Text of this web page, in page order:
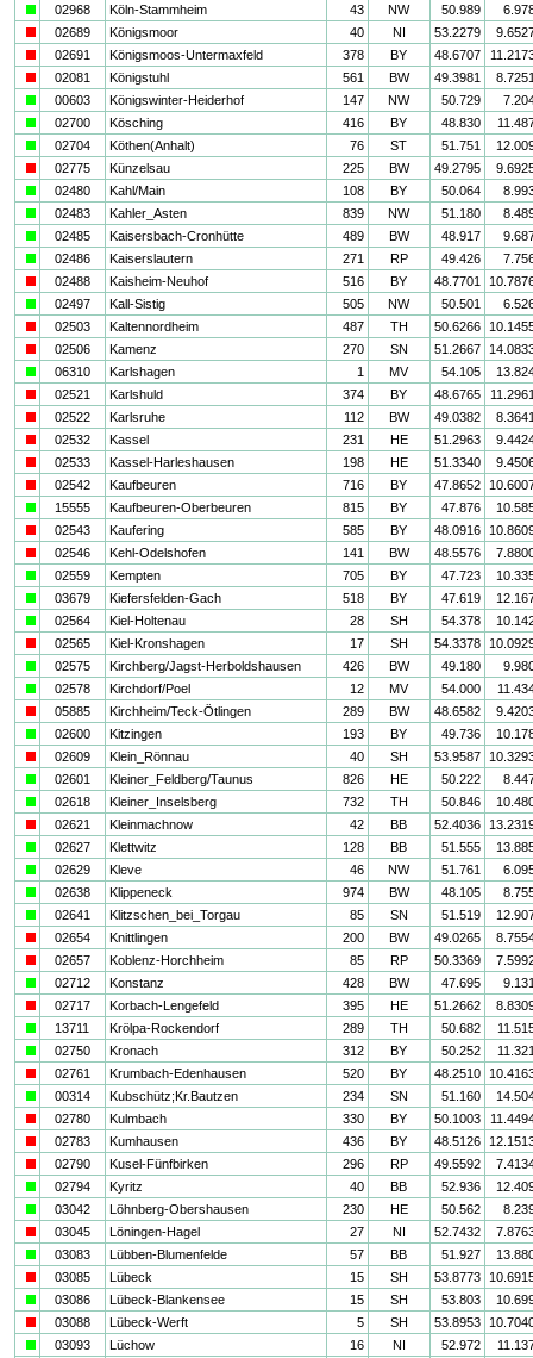
02968 Köln-Stammheim 43 NW 50.989
02689 Königsmoor 40 NI 53.2279
02691 Königsmoos-Untermaxfeld 378 BY 48.6707
02081 Königstuhl 561 BW 49.3981
00603 Königswinter-Heiderhof 147 NW 50.729
02700 Kösching 416 BY 48.830
02704 Köthen(Anhalt) 76 ST 51.751
02775 Künzelsau 225 BW 49.2795
02480 Kahl/Main 108 BY 50.064
02483 Kahler_Asten 839 NW 51.180
02485 Kaisersbach-Cronhütte 489 BW 48.917
02486 Kaiserslautern 271 RP 49.426
02488 Kaisheim-Neuhof 516 BY 48.7701
02497 Kall-Sistig 505 NW 50.501
02503 Kaltennordheim 487 TH 50.6266
02506 Kamenz 270 SN 51.2667
06310 Karlshagen 1 MV 54.105
02521 Karlshuld 374 BY 48.6765
02522 Karlsruhe 112 BW 49.0382
02532 Kassel 231 HE 51.2963
02533 Kassel-Harleshausen 198 HE 51.3340
02542 Kaufbeuren 716 BY 47.8652
15555 Kaufbeuren-Oberbeuren 815 BY 47.876
02543 Kaufering 585 BY 48.0916
02546 Kehl-Odelshofen 141 BW 48.5576
02559 Kempten 705 BY 47.723
03679 Kiefersfelden-Gach 518 BY 47.619
02564 Kiel-Holtenau 28 SH 54.378
02565 Kiel-Kronshagen 17 SH 54.3378
02575 Kirchberg/Jagst-Herboldshausen 426 BW 49.180
02578 Kirchdorf/Poel 12 MV 54.000
05885 Kirchheim/Teck-Ötlingen 289 BW 48.6582
02600 Kitzingen 193 BY 49.736
02609 Klein_Rönnau 40 SH 53.9587
02601 Kleiner_Feldberg/Taunus 826 HE 50.222
02618 Kleiner_Inselsberg 732 TH 50.846
02621 Kleinmachnow 42 BB 52.4036
02627 Klettwitz 128 BB 51.555
02629 Kleve 46 NW 51.761
02638 Klippeneck 974 BW 48.105
02641 Klitzschen_bei_Torgau 85 SN 51.519
02654 Knittlingen 200 BW 49.0265
02657 Koblenz-Horchheim 85 RP 50.3369
02712 Konstanz 428 BW 47.695
02717 Korbach-Lengefeld 395 HE 51.2662
13711 Krölpa-Rockendorf 289 TH 50.682
02750 Kronach 312 BY 50.252
02761 Krumbach-Edenhausen 520 BY 48.2510
00314 Kubschütz;Kr.Bautzen 234 SN 51.160
02780 Kulmbach 330 BY 50.1003
02783 Kumhausen 436 BY 48.5126
02790 Kusel-Fünfbirken 296 RP 49.5592
02794 Kyritz 40 BB 52.936
03042 Löhnberg-Obershausen 230 HE 50.562
03045 Löningen-Hagel 27 NI 52.7432
03083 Lübben-Blumenfelde 57 BB 51.927
03085 Lübeck 15 SH 53.8773
03086 Lübeck-Blankensee 15 SH 53.803
03088 Lübeck-Werft 5 SH 53.8953
03093 Lüchow 16 NI 52.972